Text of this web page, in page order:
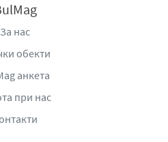
За нас
обекти
анкета
при нас